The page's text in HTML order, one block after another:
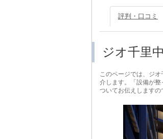
評判・口コミ
ジオ千里
このページでは、ジ
介します。「設備が
ついてお伝えしますの